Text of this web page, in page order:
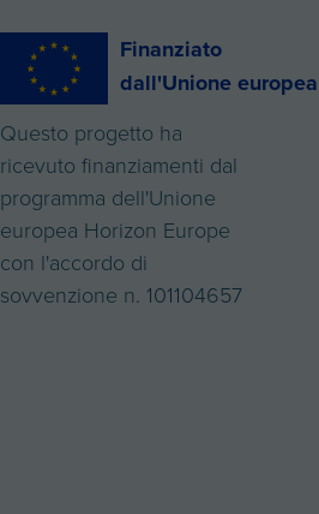
Finanziato
dall'Unione europea
Questo progetto ha
ricevuto finanziamenti dal
programma dell'Unione
europea Horizon Europe
con l'accordo di
sovvenzione n. 101104657